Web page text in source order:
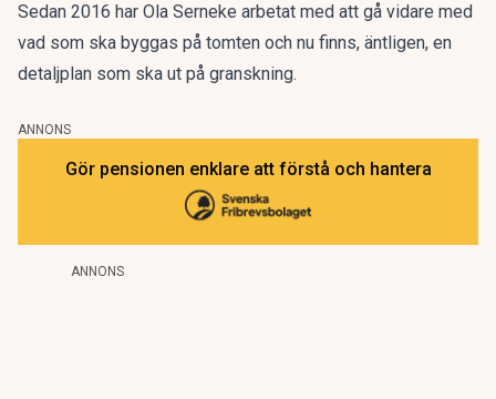
Sedan 2016 har Ola Serneke arbetat med att gå vidare med
vad som ska byggas på tomten och nu finns, äntligen, en
detaljplan som ska ut på granskning.
ANNONS
Gör pensionen enklare att förstå och hantera
ANNONS